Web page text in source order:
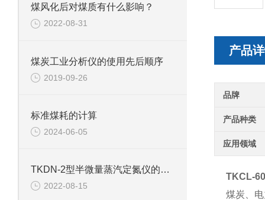
产品
品牌
产品种类
应用领域
TKCL-
煤炭、
煤风化后对煤质有什么影响？
2022-08-31
煤炭工业分析仪的使用先后顺序
2019-09-26
标准煤耗的计算
2024-06-05
TKDN-2型半微量蒸汽定氮仪的技术参数
2022-08-15